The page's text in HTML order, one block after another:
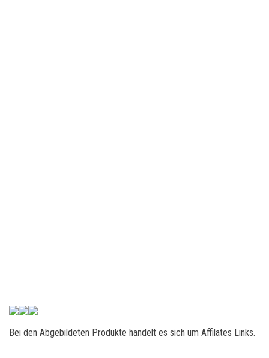
Bei den Abgebildeten Produkte handelt es sich um Affilates Links.